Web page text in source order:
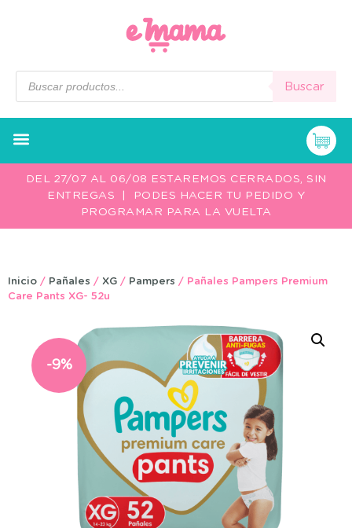
Buscar
DEL 27/07 AL 06/08 ESTAREMOS CERRADOS, SIN
ENTREGAS | PODES HACER TU PEDIDO Y
PROGRAMAR PARA LA VUELTA
Inicio / Pañales / XG / Pampers / Pañales Pampers Premium
Care Pants XG- 52u
-9%